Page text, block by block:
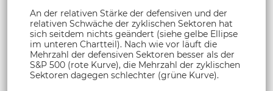
An der relativen Stärke der defensiven und der
relativen Schwäche der zyklischen Sektoren hat
sich seitdem nichts geändert (siehe gelbe Ellipse
im unteren Chartteil). Nach wie vor läuft die
Mehrzahl der defensiven Sektoren besser als der
S&P 500 (rote Kurve), die Mehrzahl der zyklischen
Sektoren dagegen schlechter (grüne Kurve).